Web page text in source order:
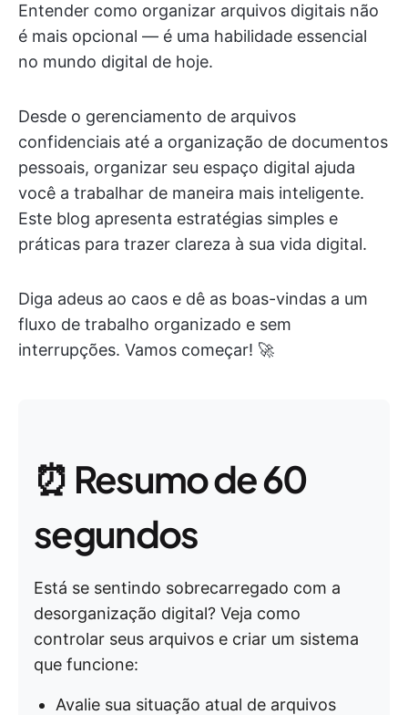
Entender como organizar arquivos digitais não
é mais opcional — é uma habilidade essencial
no mundo digital de hoje.
Desde o gerenciamento de arquivos
confidenciais até a organização de documentos
pessoais, organizar seu espaço digital ajuda
você a trabalhar de maneira mais inteligente.
Este blog apresenta estratégias simples e
práticas para trazer clareza à sua vida digital.
Diga adeus ao caos e dê as boas-vindas a um
fluxo de trabalho organizado e sem
interrupções. Vamos começar! 🚀
⏰ Resumo de 60
segundos
Está se sentindo sobrecarregado com a
desorganização digital? Veja como
controlar seus arquivos e criar um sistema
que funcione:
Avalie sua situação atual de arquivos